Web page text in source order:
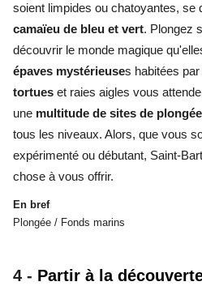
soient limpides ou chatoyantes, se
camaïeu de bleu et vert. Plongez
découvrir le monde magique
épaves mystérieuses habitées par
tortues et raies aigles vous
une multitude de sites de
tous les niveaux. Alors, que vous
expérimenté ou débutant, Saint-
chose à vous offrir.
En bref
Plongée / Fonds marins
4 - Partir à la